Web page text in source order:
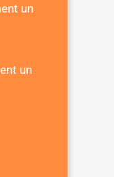
un
un